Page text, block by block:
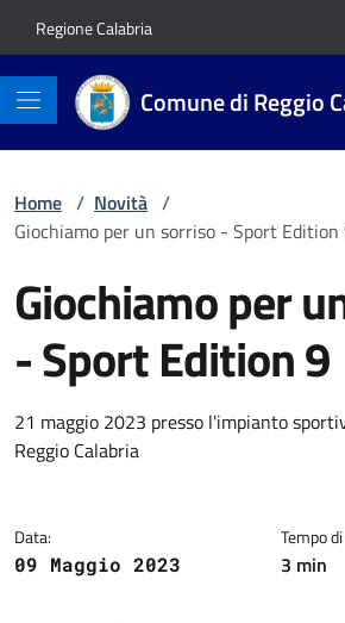
Regione Calabria
Comune di Reggio
Home / Novità /
Giochiamo per un sorriso - Sport Edition
Giochiamo per
- Sport Edition 9
Dettagli della
21 maggio 2023 presso l'impianto
Reggio Calabria
Data:
09 Maggio 2023
Tempo
3 min